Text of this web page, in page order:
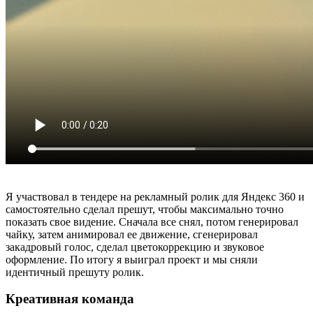
Я участвовал в тендере на рекламный ролик для Яндекс 360 и
самостоятельно сделал прешут, чтобы максимально точно
показать свое видение. Сначала все снял, потом генерировал
чайку, затем анимировал ее движение, сгенерировал
закадровый голос, сделал цветокоррекцию и звуковое
оформление. По итогу я выиграл проект и мы сняли
идентичный прешуту ролик.
Креативная команда